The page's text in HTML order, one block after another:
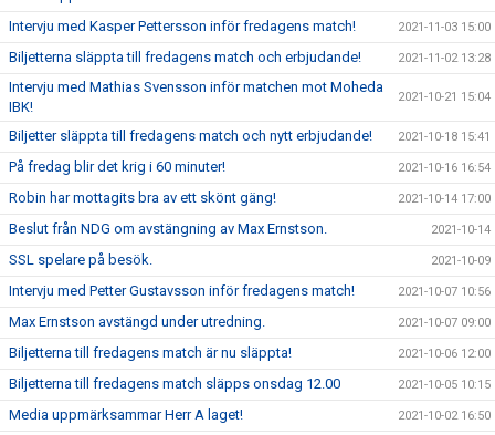
Intervju med Kasper Pettersson inför fredagens match! 2021-11-03 15:00
Biljetterna släppta till fredagens match och erbjudande! 2021-11-02 13:28
Intervju med Mathias Svensson inför matchen mot Moheda
IBK!
2021-10-21 15:04
Biljetter släppta till fredagens match och nytt erbjudande! 2021-10-18 15:41
På fredag blir det krig i 60 minuter! 2021-10-16 16:54
Robin har mottagits bra av ett skönt gäng! 2021-10-14 17:00
Beslut från NDG om avstängning av Max Ernstson. 2021-10-14
SSL spelare på besök. 2021-10-09
Intervju med Petter Gustavsson inför fredagens match! 2021-10-07 10:56
Max Ernstson avstängd under utredning. 2021-10-07 09:00
Biljetterna till fredagens match är nu släppta! 2021-10-06 12:00
Biljetterna till fredagens match släpps onsdag 12.00 2021-10-05 10:15
Media uppmärksammar Herr A laget! 2021-10-02 16:50